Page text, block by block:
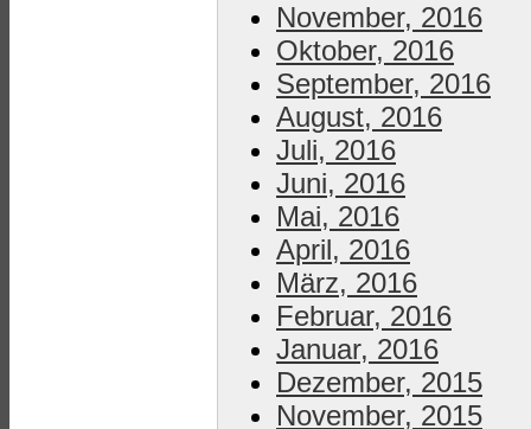
November, 2016
Oktober, 2016
September, 2016
August, 2016
Juli, 2016
Juni, 2016
Mai, 2016
April, 2016
März, 2016
Februar, 2016
Januar, 2016
Dezember, 2015
November, 2015